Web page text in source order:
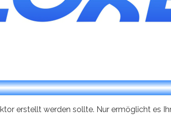
erstellt werden sollte. Nur ermöglicht es